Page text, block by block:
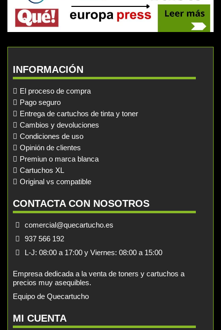
INFORMACIÓN
El proceso de compra
Pago seguro
Entrega de cartuchos de tinta y toner
Cambios y devoluciones
Condiciones de uso
Opinión de clientes
Premiun o marca blanca
Cartuchos XL
Original vs compatible
CONTACTA CON NOSOTROS
comercial@quecartucho.es
937 566 192
L-J: 08:00 a 17:00 y Viernes: 08:00 a 15:00
Empresa dedicada a la venta de toners y cartuchos a
precios muy asequibles.
Equipo de Quecartucho
MI CUENTA